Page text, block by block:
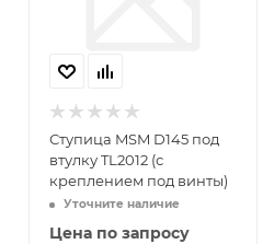
Ступица MSM D145 под
втулку TL2012 (с
креплением под винты)
Уточните наличие
Цена по запросу